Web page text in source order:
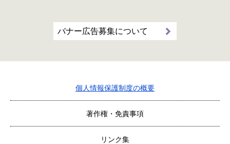
バナー広告募集について
個人情報保護制度の概要
著作権・免責事項
リンク集